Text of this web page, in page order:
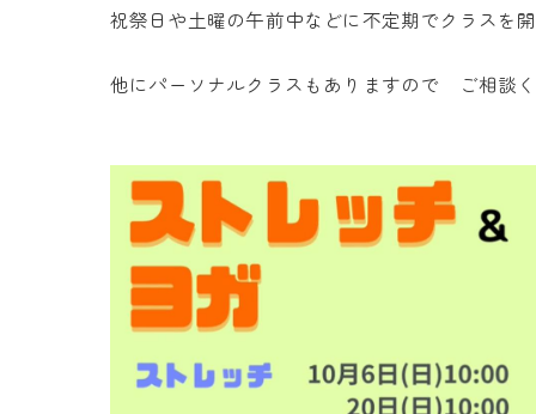
祝祭日や土曜の午前中などに不定期でクラスを
他にパーソナルクラスもありますので ご相談